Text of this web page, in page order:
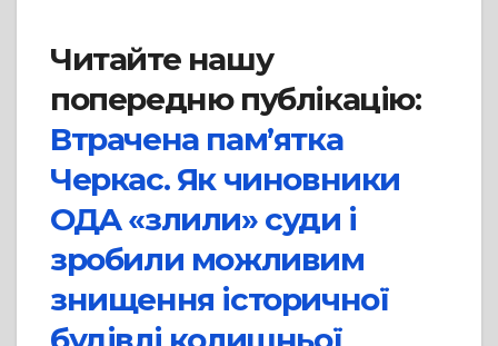
Читайте нашу
попередню публікацію:
Втрачена пам’ятка
Черкас. Як чиновники
ОДА «злили» суди і
зробили можливим
знищення історичної